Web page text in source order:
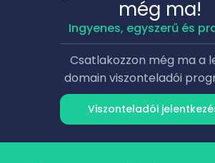
még ma!
Ingyenes, egyszerű és
Csatlakozzon még ma a
domain viszonteladói
Viszonteladói